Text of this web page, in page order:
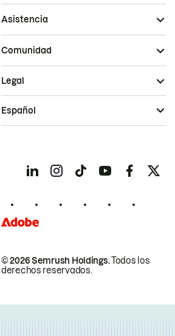
Asistencia
Comunidad
© 2026 Semrush Holdings.Todos los
derechos reservados.
Legal
Español